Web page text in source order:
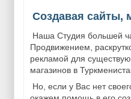
Создавая сайты,
Наша Студия большей
Продвижением,
рекламой для
магазинов в
Но, если у Вас нет